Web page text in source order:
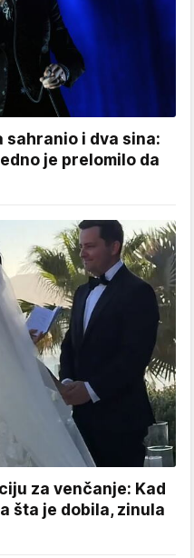
sahranio i dva sina:
je prelomilo da
za venčanje: Kad
šta je dobila, zinula